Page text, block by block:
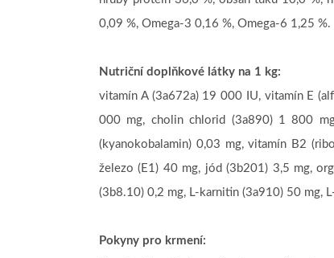
0,09 %, Omega-3 0,16 %, Omega-6 1,25
Nutriční doplňkové látky na 1 kg:
vitamín A (3a672a) 19 000 IU, vitamín E
000 mg, cholin chlorid (3a890) 1 800
(kyanokobalamin) 0,03 mg, vitamín B2
železo (E1) 40 mg, jód (3b201) 3,5 mg,
(3b8.10) 0,2 mg, L-karnitin (3a910) 50 mg,
Pokyny pro krmení: